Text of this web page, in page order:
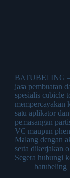
BATUBELING –
jasa pembuatan
spesialis cubicle
mempercayakan
satu aplikator
pemasangan
VC maupun
Malang dengan
serta dikerjakan
Segera hubungi
batubeling